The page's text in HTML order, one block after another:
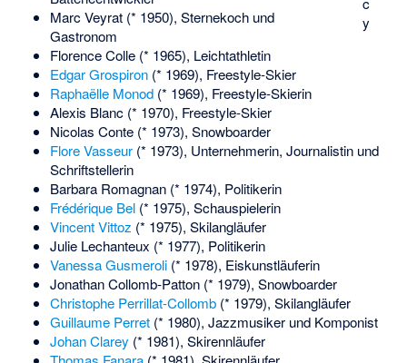
y
Marc Veyrat(* 1950), Sternekoch und
Gastronom
Florence Colle(* 1965), Leichtathletin
Edgar Grospiron(* 1969), Freestyle-Skier
Raphaëlle Monod(* 1969), Freestyle-Skierin
Alexis Blanc(* 1970), Freestyle-Skier
Nicolas Conte(* 1973), Snowboarder
Flore Vasseur(* 1973), Unternehmerin, Journalistin und
Schriftstellerin
Barbara Romagnan(* 1974), Politikerin
Frédérique Bel(* 1975), Schauspielerin
Vincent Vittoz (* 1975), Skilangläufer
Julie Lechanteux (* 1977), Politikerin
Vanessa Gusmeroli(* 1978), Eiskunstläuferin
Jonathan Collomb-Patton(* 1979), Snowboarder
Christophe Perrillat-Collomb(* 1979), Skilangläufer
Guillaume Perret(* 1980), Jazzmusiker und Komponist
Johan Clarey (* 1981), Skirennläufer